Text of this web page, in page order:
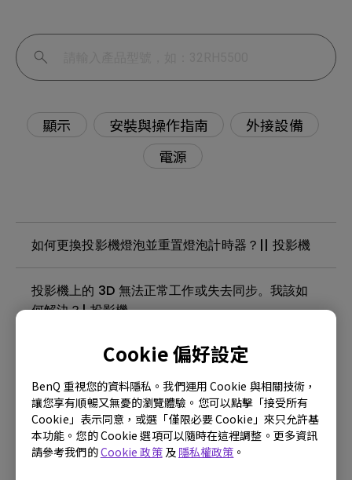
Cookie 偏好設定
BenQ 重視您的資料隱私。我們運用 Cookie 與相關技術，
讓您享有順暢又無憂的瀏覽體驗。您可以點擊「接受所有
Cookie」表示同意，或選「僅限必要 Cookie」來只允許基
本功能。您的 Cookie 選項可以隨時在這裡調整。更多資訊
請參考我們的Cookie 政策及 隱私權政策 。
顯示 安裝與操作指南
外接設備
電源
如何更換投影機燈泡並重置燈泡計時器？|| 投影機
投影機上的 3D 無法正常工作或失去同步。我該如
何解決？| 投影機
如何清潔投影機鏡頭？| 投影機
在投影機上工作以及如何實現最佳化低輸入延遲？|
投影機